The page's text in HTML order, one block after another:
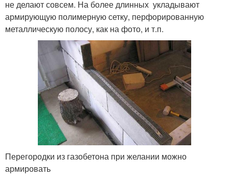
не делают совсем. На более длинных укладывают
армирующую полимерную сетку, перфорированную
металлическую полосу, как на фото, и т.п.
Перегородки из газобетона при желании можно
армировать